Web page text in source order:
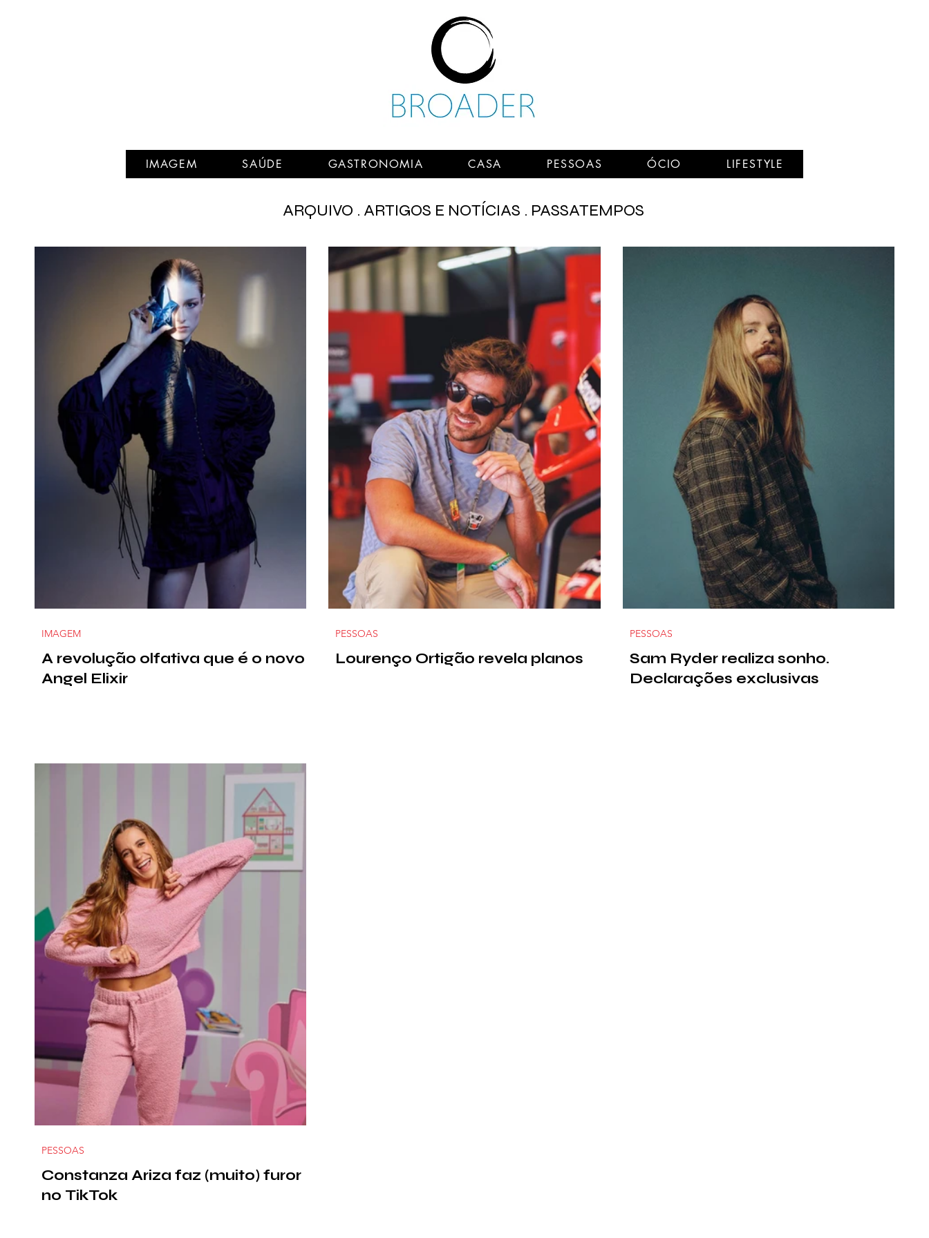
IMAGEM SAÚDE GASTRONOMIA CASA PESSOAS ÓCIO LIFESTYLE
ARQUIVO . ARTIGOS E NOTÍCIAS . PASSATEMPOS
A revolução olfativa que é o novo
Angel Elixir
IMAGEM
Lourenço Ortigão revela planos
PESSOAS
Sam Ryder realiza sonho.
Declarações exclusivas
PESSOAS
Constanza Ariza faz (muito) furor
no TikTok
PESSOAS